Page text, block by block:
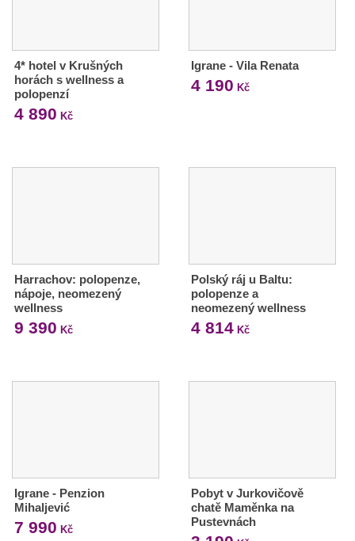
4* hotel v Krušných
horách s wellness a
polopenzí
4 890 Kč
Igrane - Vila Renata
4 190 Kč
Harrachov: polopenze,
nápoje, neomezený
wellness
9 390 Kč
Polský ráj u Baltu:
polopenze a
neomezený wellness
4 814Kč
Igrane - Penzion
Mihaljević
7 990 Kč
Pobyt v Jurkovičově
chatě Maměnka na
Pustevnách